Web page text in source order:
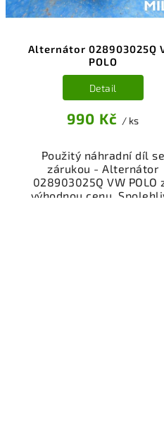
Alternátor 028903025Q
POLO
990 Kč / ks
Detail
Použitý náhradní díl se
zárukou - Alternátor
028903025Q VW POLO
výhodnou cenu.